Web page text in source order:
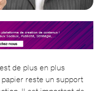
de plus en plus
reste un support